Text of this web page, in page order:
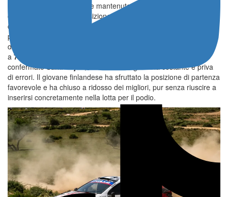
Quest’ultimo ha comunque mantenuto un ottimo passo,
chiudendo in seconda posizione con un distacco minimo di meno
di un secondo. Più sfortunato Tänak, che ha accusato un
problema all’ammortizzatore nell’ultima prova e ha perso circa
dieci secondi, concludendo la giornata in
a7″3
confermatoSami Pajari
, autore di una giornata costante e priva
di errori. Il giovane finlandese ha sfruttato la posizione di partenza
favorevole e ha chiuso a ridosso dei migliori, pur senza riuscire a
inserirsi concretamente nella lotta per il podio.